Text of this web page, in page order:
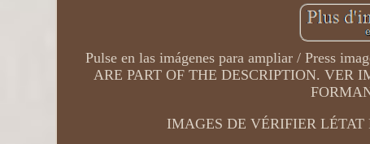
Pulse en las imágenes para ampliar / Press
ARE PART OF THE DESCRIPTION. VER
IMAGES DE VÉRIFIER